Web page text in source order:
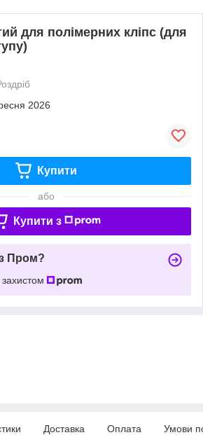
для полімерних кліпс (для
2026
Купити
або
Купити з
Пром?
Доставка Оплата Умови